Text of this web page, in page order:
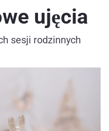
ujęcia
sesji rodzinnych